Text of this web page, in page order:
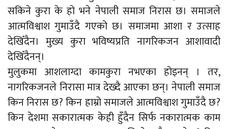
सकिने कुरा के हो भने नेपाली समाज निरास छ। समाजले
आत्मविश्वाश गुमाउँदै गएको छ। समाजमा आशा र उत्साह
देखिँदैन। मुख्य कुरा भविष्यप्रति नागरिकजन आशावादी
देखिँदैनन्।
मुलुकमा आशलाग्दा कामकुरा नभएका होइनन् । तर,
नागरिकजनले निरासा मात्र देख्दै आएका छन्। नेपाली समाज
किन निरास छ? किन हाम्रो समाजले आत्मविश्वाश गुमाउँदै छ?
किन देशमा सकारात्मक केही हुँदैन सिर्फ नकारात्मक काम